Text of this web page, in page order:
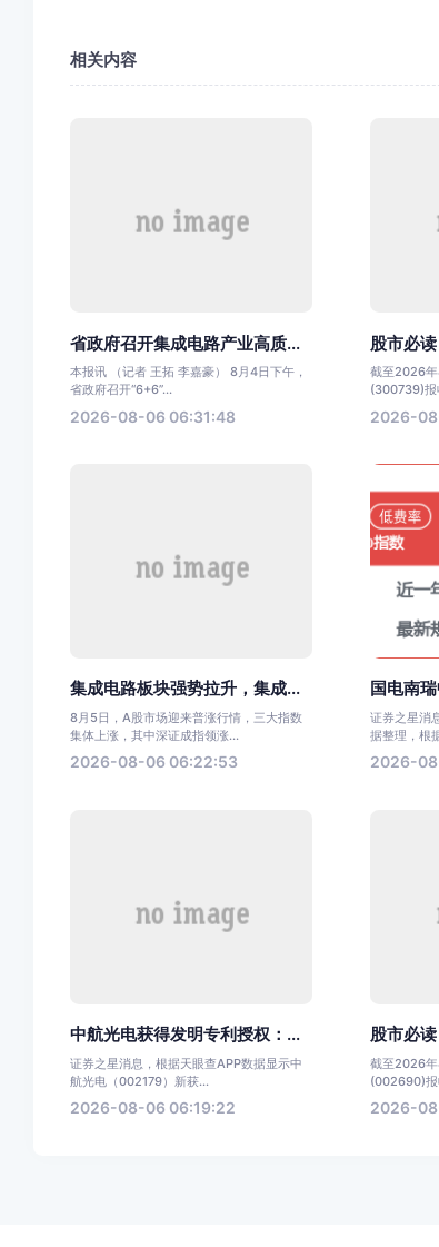
相关内容
省政府召开集成电路产业高质...
本报讯 （记者 王拓 李嘉豪） 8月4日下午，
省政府召开“6+6”...
2026-08-06 06:31:48
股市必
截至2026
(300739)报
2026-
集成电路板块强势拉升，集成...
8月5日，A股市场迎来普涨行情，三大指数
集体上涨，其中深证成指领涨...
2026-08-06 06:22:53
国电南
证券之星消
据整理，根
2026-
中航光电获得发明专利授权：...
证券之星消息，根据天眼查APP数据显示中
航光电（002179）新获...
2026-08-06 06:19:22
股市必
截至2026
(002690)报
2026-